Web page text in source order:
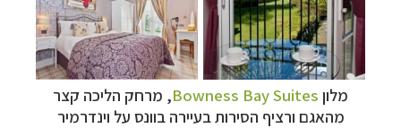
מלון Bowness Bay Suites
, מרחק הליכה קצר
מהאגם ורציף הסירות בעיירה בוונס על וינדרמיר